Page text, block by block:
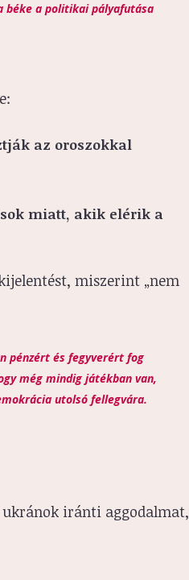
béke a politikai pályafutása
az oroszokkal
miatt, akik elérik a
miszerint „nem
pénzért és fegyverért fog
még mindig játékban van,
utolsó fellegvára.
iránti aggodalmat,